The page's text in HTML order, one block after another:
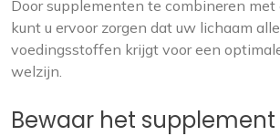
Door supplementen te combineren met
kunt u ervoor zorgen dat uw lichaam
voedingsstoffen krijgt voor een
welzijn.
Bewaar het supplement